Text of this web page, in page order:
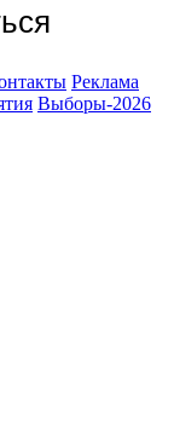
Реклама
Выборы-2026